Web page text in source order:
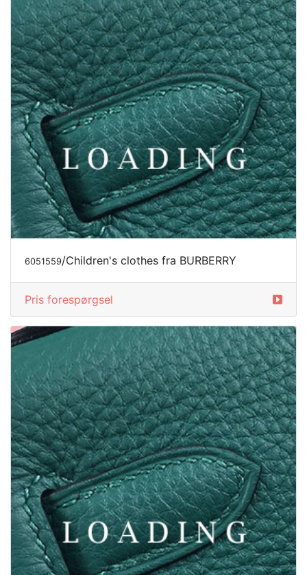
6051559/Children's clothes fra BURBERRY
Pris forespørgsel